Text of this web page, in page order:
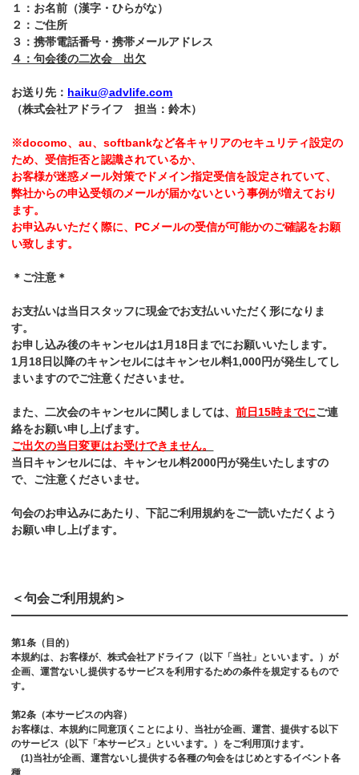
１：お名前（漢字・ひらがな）
２：ご住所
３：携帯電話番号・携帯メールアドレス
４：句会後の二次会 出欠
お送り先： haiku@advlife.com
（株式会社アドライフ 担当：鈴木）
※docomo、au、softbankなど各キャリアのセキュリティ設定の
ため、受信拒否と認識されているか、
お客様が迷惑メール対策でドメイン指定受信を設定されていて、
弊社からの申込受領のメールが届かないという事例が増えており
ます。
お申込みいただく際に、PCメールの受信が可能かのご確認をお願
い致します。
＊ご注意＊
お支払いは当日スタッフに現金でお支払いいただく形になりま
す。
お申し込み後のキャンセルは1月18日までにお願いいたします。
1月18日以降のキャンセルにはキャンセル料1,000円が発生してし
まいますのでご注意くださいませ。
また、二次会のキャンセルに関しましては、前日15時までにご連
絡をお願い申し上げます。
ご出欠の当日変更はお受けできません。
当日キャンセルには、キャンセル料2000円が発生いたしますの
で、ご注意くださいませ。
句会のお申込みにあたり、下記ご利用規約をご一読いただくよう
お願い申し上げます。
＜句会ご利用規約＞
第1条（目的）
本規約は、お客様が、株式会社アドライフ（以下「当社」といいます。）が
企画、運営ないし提供するサービスを利用するための条件を規定するもので
す。
第2条（本サービスの内容）
お客様は、本規約に同意頂くことにより、当社が企画、運営、提供する以下
のサービス（以下「本サービス」といいます。）をご利用頂けます。
(1)当社が企画、運営ないし提供する各種の句会をはじめとするイベント各
種